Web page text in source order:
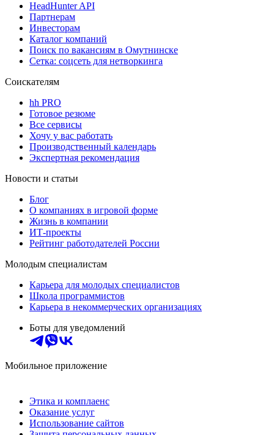
HeadHunter API
Партнерам
Инвесторам
Каталог компаний
Поиск по вакансиям в Омутнинске
Сетка: соцсеть для нетворкинга
Соискателям
hh PRO
Готовое резюме
Все сервисы
Хочу у вас работать
Производственный календарь
Экспертная рекомендация
Новости и статьи
Блог
О компаниях в игровой форме
Жизнь в компании
ИТ-проекты
Рейтинг работодателей России
Молодым специалистам
Карьера для молодых специалистов
Школа программистов
Карьера в некоммерческих организациях
Боты для уведомлений
Мобильное приложение
Этика и комплаенс
Оказание услуг
Использование сайтов